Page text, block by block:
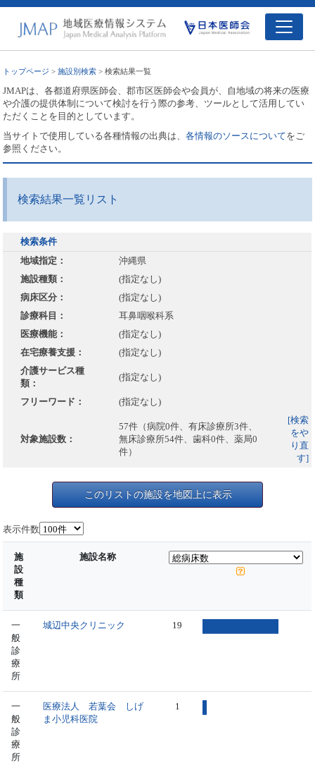
トップページ >施設別検索 > 検索結果一覧
JMAPは、各都道府県医師会、郡市区医師会や会員が、自地域の将来の医療
や介護の提供体制について検討を行う際の参考、ツールとして活用してい
ただくことを目的としています。
当サイトで使用している各種情報の出典は、各情報のソースについてをご
参照ください。
検索結果一覧リスト
検索条件
地域指定：
沖縄県
施設種類：
(指定なし)
病床区分：
(指定なし)
診療科目：
耳鼻咽喉科系
医療機能：
(指定なし)
在宅療養支援：
(指定なし)
介護サービス種
類：
(指定なし)
フリーワード： (指定なし)
対象施設数：
57件（病院0件、有床診療所3件、
無床診療所54件、歯科0件、薬局0
件）
[検索
をや
り直
す]
このリストの施設を地図上に表示
表示件数
施
設
種
類
施設名称
一
般
診
療
所
城辺中央クリニック 19
一
般
診
療
所
医療法人 若葉会 しげ
ま小児科医院
1